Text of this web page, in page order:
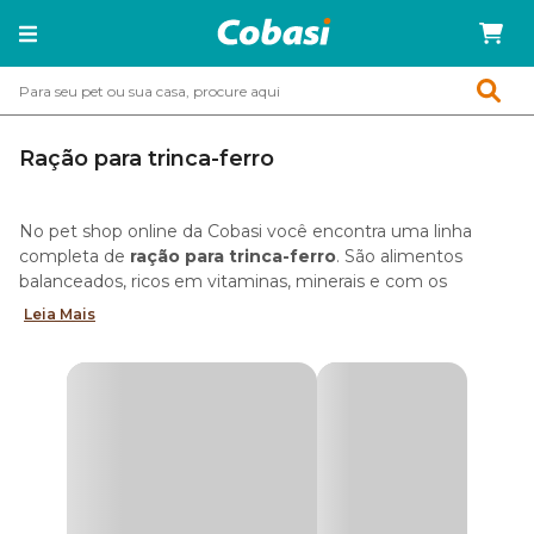
Ração para trinca-ferro
No pet shop online da Cobasi você encontra uma linha
completa de ração para trinca-ferro. São alimentos
balanceados, ricos em vitaminas, minerais e com os
nutrientes que a ave precisa para viver com saúde.
Qual a melhor ração para trinca-ferro?
Leia Mais